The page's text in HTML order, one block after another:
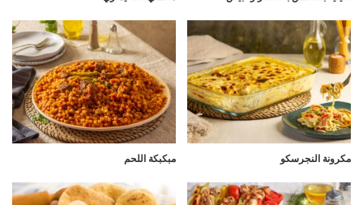
مكرونة النجرسكو مبكبكة اللحم